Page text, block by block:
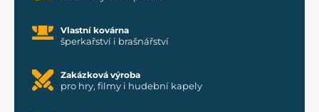
Vlastní kovárna
šperkařství i brašnářství
Zakázková výroba
pro hry, filmy i hudební kapely